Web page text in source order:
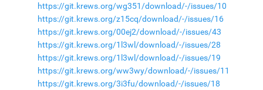
https://git.krews.org/wg351/download/-/issues/10
https://git.krews.org/z15cq/download/-/issues/16
https://git.krews.org/00ej2/download/-/issues/43
https://git.krews.org/1l3wl/download/-/issues/28
https://git.krews.org/1l3wl/download/-/issues/19
https://git.krews.org/ww3wy/download/-/issues/11
https://git.krews.org/3i3fu/download/-/issues/18